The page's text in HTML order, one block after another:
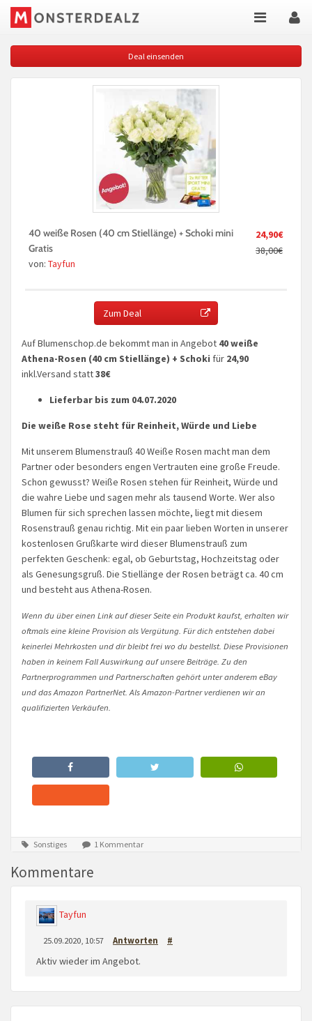
Deal einsenden
24,90€
38,00€
40 weiße Rosen (40 cm Stiellänge) + Schoki mini
Gratis
von: Tayfun
Zum Deal
Auf Blumenschop.de bekommt man in Angebot 40 weiße
Athena-Rosen (40 cm Stiellänge) + Schoki für 24,90
inkl.Versand statt38€
Lieferbar bis zum 04.07.2020
Die weiße Rose steht für Reinheit, Würde und Liebe
Mit unserem Blumenstrauß 40 Weiße Rosen macht man dem
Partner oder besonders engen Vertrauten eine große Freude.
Schon gewusst? Weiße Rosen stehen für Reinheit, Würde und
die wahre Liebe und sagen mehr als tausend Worte. Wer also
Blumen für sich sprechen lassen möchte, liegt mit diesem
Rosenstrauß genau richtig. Mit ein paar lieben Worten in unserer
kostenlosen Grußkarte wird dieser Blumenstrauß zum
perfekten Geschenk: egal, ob Geburtstag, Hochzeitstag oder
als Genesungsgruß. Die Stiellänge der Rosen beträgt ca. 40 cm
und besteht aus Athena-Rosen.
Wenn du über einen Link auf dieser Seite ein Produkt kaufst, erhalten wir
oftmals eine kleine Provision als Vergütung. Für dich entstehen dabei
keinerlei Mehrkosten und dir bleibt frei wo du bestellst. Diese Provisionen
haben in keinem Fall Auswirkung auf unsere Beiträge. Zu den
Partnerprogrammen und Partnerschaften gehört unter anderem eBay
und das Amazon PartnerNet. Als Amazon-Partner verdienen wir an
qualifizierten Verkäufen.
Sonstiges 1 Kommentar
Kommentare
Tayfun
25.09.2020, 10:57 Antworten #
Aktiv wieder im Angebot.